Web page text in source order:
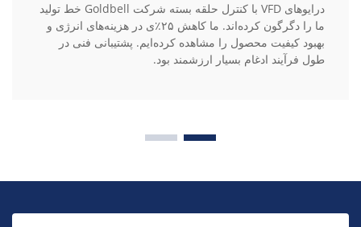
درایوهای VFD با کنترل حلقه بسته شرکت Goldbell خط تولید
ما را دگرگون کرده‌اند. ما کاهش ۲۵٪ی در هزینه‌های انرژی و
بهبود کیفیت محصول را مشاهده کرده‌ایم. پشتیبانی فنی در
طول فرآیند ادغام بسیار ارزشمند بود.